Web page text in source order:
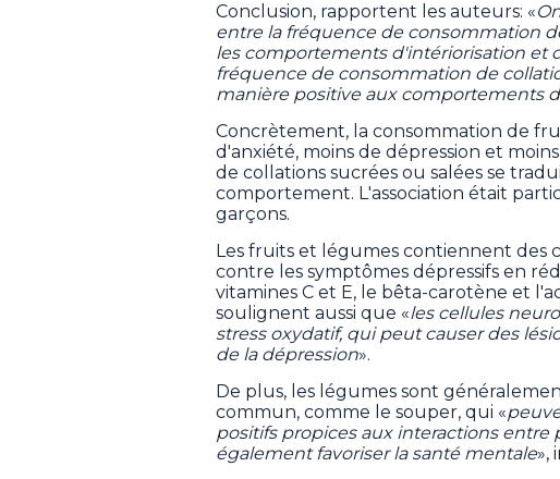
Conclusion, rapportent les auteurs: «
entre la fréquence de consommation
les comportements d'intériorisation et
fréquence de consommation de
manière positive aux comportements
Concrètement, la consommation de
d'anxiété, moins de dépression et
de collations sucrées ou salées se
comportement. L'association était
garçons.
Les fruits et légumes contiennent des
contre les symptômes dépressifs en
vitamines C et E, le bêta-carotène et
soulignent aussi que «les cellules
stress oxydatif, qui peut causer des
de la dépression».
De plus, les légumes sont
commun, comme le souper, qui «
positifs propices aux interactions entre
également favoriser la santé mentale»,